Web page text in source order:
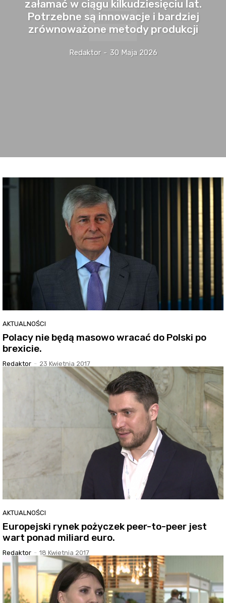
załamać w ciągu kilkudziesięciu lat.
Potrzebne są innowacje i bardziej
zrównoważone metody produkcji
Redaktor - 30 Maja 2026
AKTUALNOŚCI
Polacy nie będą masowo wracać do Polski po
brexicie.
Redaktor - 23 Kwietnia 2017
AKTUALNOŚCI
Europejski rynek pożyczek peer-to-peer jest
wart ponad miliard euro.
Redaktor - 18 Kwietnia 2017